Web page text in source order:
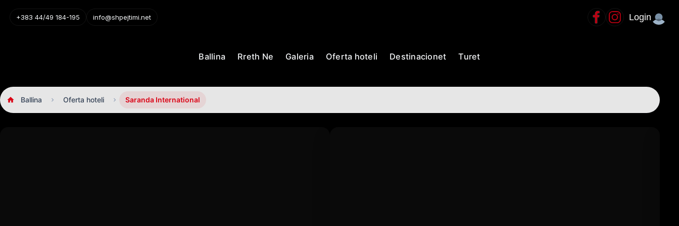
+383 44/49 184-195 info@shpejtimi.net Login
Ballina Rreth Ne Galeria Oferta hoteli Destinacionet Turet
Ballina Oferta hoteli Saranda International